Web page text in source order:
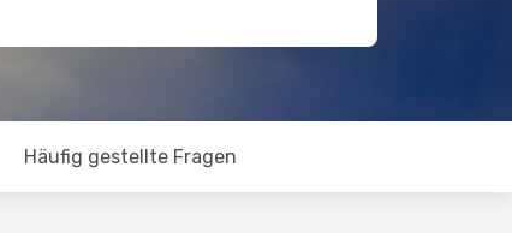
Häufig gestellte Fragen